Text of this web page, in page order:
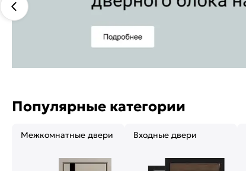
Популярные категории
Межкомнатные двери Входные двери